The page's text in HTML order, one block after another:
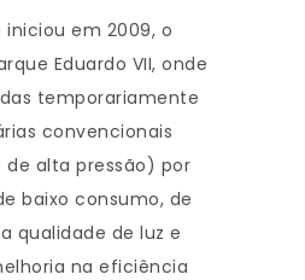
iniciou em 2009, o
Eduardo VII, onde
temporariamente
convencionais
de alta pressão) por
baixo consumo, de
qualidade de luz e
na eficiência